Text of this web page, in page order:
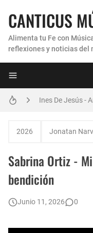
CANTICUS
Alimenta tu Fe con
reflexiones y noticias del
Ines De Jesús -
2026 Jonatan
Sabrina Ortiz -
bendición
Junio 11, 2026 0